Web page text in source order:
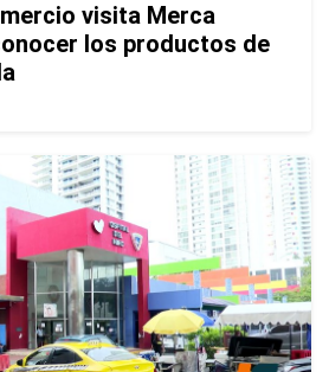
visita Merca
los productos de